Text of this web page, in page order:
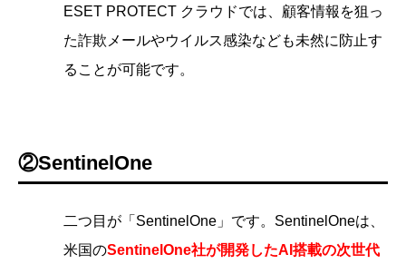
ESET PROTECT クラウドでは、顧客情報を狙っ
た詐欺メールやウイルス感染なども未然に防止す
ることが可能です。
②SentinelOne
二つ目が「SentinelOne」です。SentinelOneは、
米国のSentinelOne社が開発したAI搭載の次世代